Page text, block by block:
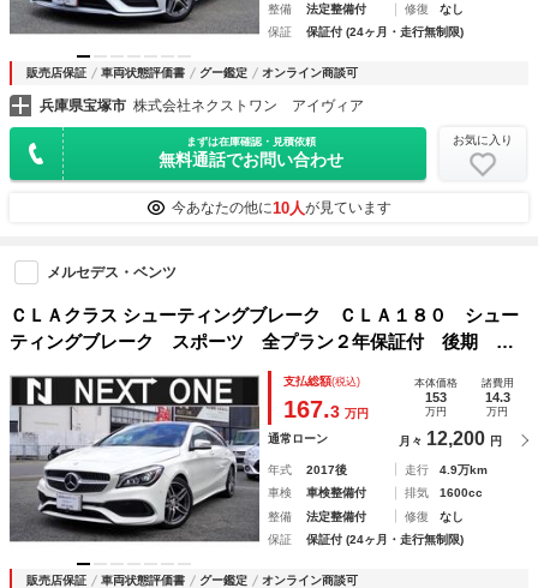
整備
法定整備付 修復
なし
保証
保証付 (24ヶ月・走行無制限)
販売店保証 車両状態評価書 グー鑑定 オンライン商談可
兵庫県宝塚市 株式会社ネクストワン アイヴィア
まずは在庫確認・見積依頼
無料通話でお問い合わせ
お気に入り
今あなたの他に10人が見ています
メルセデス・ベンツ
ＣＬＡクラス シューティングブレーク ＣＬＡ１８０ シュー
ティングブレーク スポーツ 全プラン２年保証付 後期 黒
レザーシート サンルーフ 純正ナビ地デジＢカメラＤレコＥ
ＴＣ 衝突軽減 ブラインドスポットモニター パワーバック
ドア パワーシート シートヒーター ＬＥＤヘッドライト
支払総額(税込)
167.3 万円
本体価格
153
万円
諸費用
14.3
万円
通常ローン 月々 12,200 円
年式 2017後 走行
4.9万km
車検
車検整備付 排気
1600cc
整備
法定整備付 修復
なし
保証
保証付 (24ヶ月・走行無制限)
販売店保証 車両状態評価書 グー鑑定 オンライン商談可